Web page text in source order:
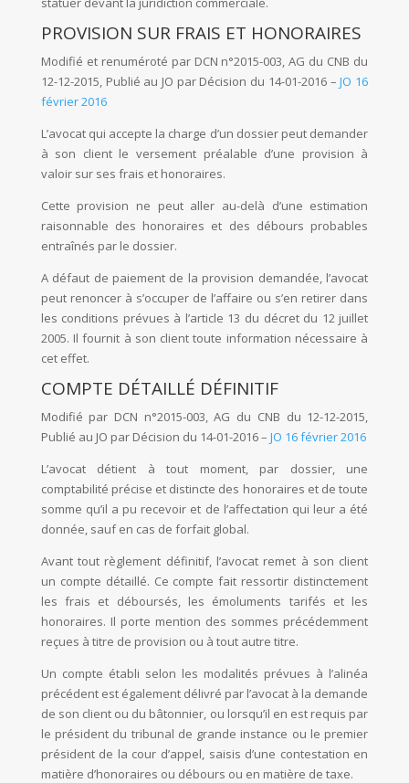
PROVISION SUR FRAIS ET HONORAIRES
Modifié et renuméroté par DCN n°2015-003, AG du CNB du
12-12-2015, Publié au JO par Décision du 14-01-2016 – JO 16
février 2016
L’avocat qui accepte la charge d’un dossier peut demander
à son client le versement préalable d’une provision à
valoir sur ses frais et honoraires.
Cette provision ne peut aller au-delà d’une estimation
raisonnable des honoraires et des débours probables
entraînés par le dossier.
A défaut de paiement de la provision demandée, l’avocat
peut renoncer à s’occuper de l’affaire ou s’en retirer dans
les conditions prévues à l’article 13 du décret du 12 juillet
2005. Il fournit à son client toute information nécessaire à
cet effet.
COMPTE DÉTAILLÉ DÉFINITIF
Modifié par DCN n°2015-003, AG du CNB du 12-12-2015,
Publié au JO par Décision du 14-01-2016 – JO 16 février 2016
L’avocat détient à tout moment, par dossier, une
comptabilité précise et distincte des honoraires et de toute
somme qu’il a pu recevoir et de l’affectation qui leur a été
donnée, sauf en cas de forfait global.
Avant tout règlement définitif, l’avocat remet à son client
un compte détaillé. Ce compte fait ressortir distinctement
les frais et déboursés, les émoluments tarifés et les
honoraires. Il porte mention des sommes précédemment
reçues à titre de provision ou à tout autre titre.
Un compte établi selon les modalités prévues à l’alinéa
précédent est également délivré par l’avocat à la demande
de son client ou du bâtonnier, ou lorsqu’il en est requis par
le président du tribunal de grande instance ou le premier
président de la cour d’appel, saisis d’une contestation en
matière d’honoraires ou débours ou en matière de taxe.